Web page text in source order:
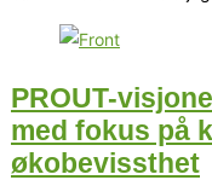
PROUT-
med fokus på
økobevissthet